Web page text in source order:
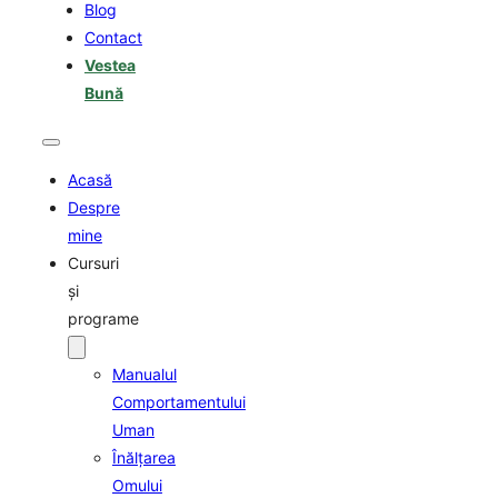
Blog
Contact
Vestea
Bună
Acasă
Despre
mine
Cursuri
şi
programe
Manualul
Comportamentului
Uman
Înălţarea
Omului